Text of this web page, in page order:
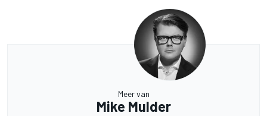
Meer van
Mike Mulder